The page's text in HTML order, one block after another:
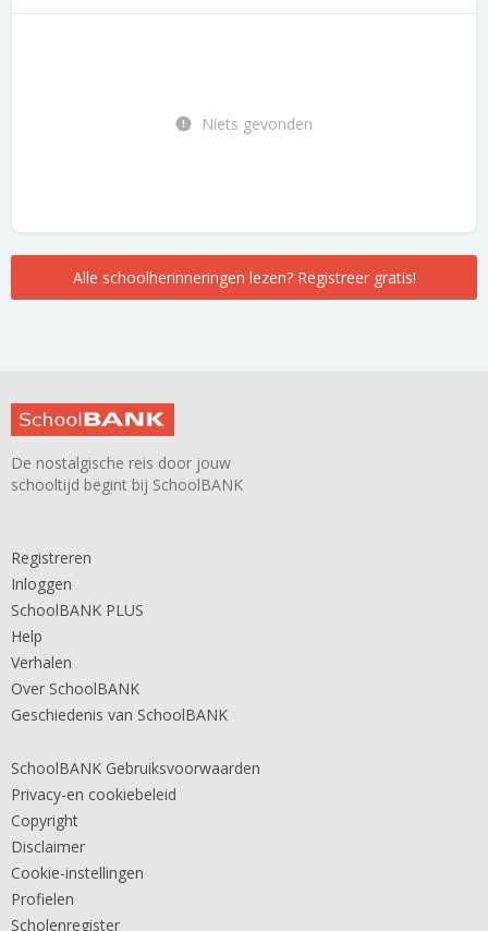
Niets gevonden
Alle schoolherinneringen lezen? Registreer gratis!
De nostalgische reis door jouw
schooltijd begint bij SchoolBANK
Registreren
Inloggen
SchoolBANK PLUS
Help
Verhalen
Over SchoolBANK
Geschiedenis van SchoolBANK
SchoolBANK Gebruiksvoorwaarden
Privacy-en cookiebeleid
Copyright
Disclaimer
Cookie-instellingen
Profielen
Scholenregister